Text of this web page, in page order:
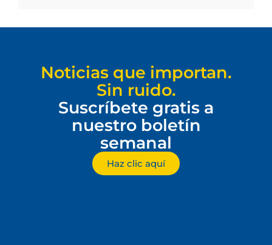
Noticias que importan.
Sin ruido.
Suscríbete gratis a
nuestro boletín
semanal
Haz clic aquí